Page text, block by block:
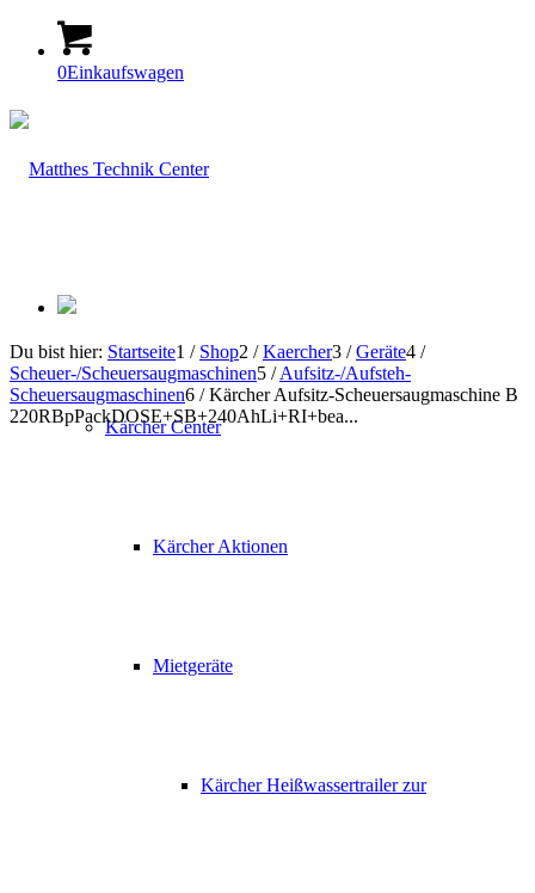
0Einkaufswagen
Kärcher Center
Kärcher Aktionen
Mietgeräte
Kärcher Heißwassertrailer zur
Du bist hier: Startseite1 / Shop2 / Kaercher3 / Geräte4 /
Scheuer-/Scheuersaugmaschinen5 / Aufsitz-/Aufsteh-
Scheuersaugmaschinen6 / Kärcher Aufsitz-Scheuersaugmaschine B
220RBpPackDOSE+SB+240AhLi+RI+bea...